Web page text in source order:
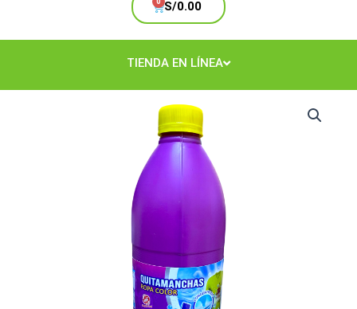
S/0.00
Cart
TIENDA EN LÍNEA